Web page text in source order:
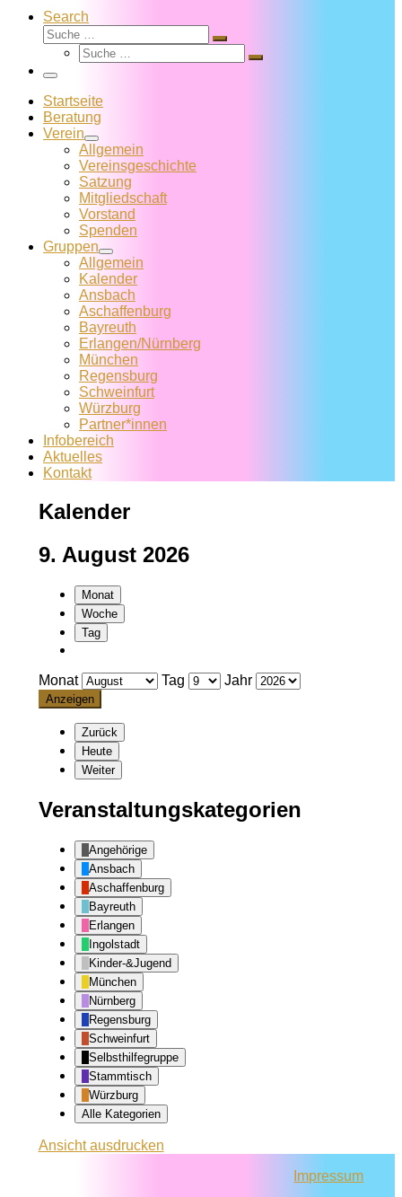
Search
Suche
Suche
Suche
Suche
Menü
Startseite
Beratung
Verein
Allgemein
Vereins­geschichte
Satzung
Mitglied­schaft
Vorstand
Spenden
Gruppen
Allgemein
Kalender
Ansbach
Aschaffenburg
Bayreuth
Erlangen/Nürnberg
München
Regensburg
Schweinfurt
Würzburg
Partner*innen
Infobereich
Aktuelles
Kontakt
Kalender
9. August 2026
Monat
Woche
Tag
Monat Tag Jahr
Zurück
Heute
Weiter
Veranstaltungskategorien
Angehörige
Ansbach
Aschaffenburg
Bayreuth
Erlangen
Ingolstadt
Kinder-&Jugend
München
Nürnberg
Regensburg
Schweinfurt
Selbsthilfegruppe
Stammtisch
Würzburg
Alle Kategorien
Ansichtausdrucken
Impressum